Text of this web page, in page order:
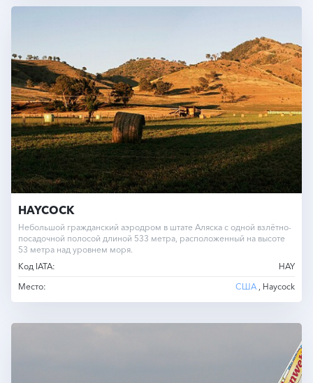
HAYCOCK
Небольшой гражданский аэродром в штате Аляска с одной взлётно-
посадочной полосой длиной 533 метра, расположенный на высоте
53 метра над уровнем моря.
Код IATA:
HAY
Место:
США , Haycock